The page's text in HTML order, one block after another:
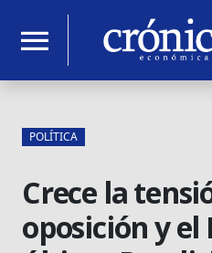
menu
POLÍTICA
Crece la
oposición y el